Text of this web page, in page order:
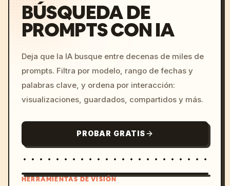
BÚSQUEDA DE
PROMPTS CON IA
Deja que la IA busque entre decenas de miles de
prompts. Filtra por modelo, rango de fechas y
palabras clave, y ordena por interacción:
visualizaciones, guardados, compartidos y más.
PROBAR GRATIS
HERRAMIENTAS DE VISIÓN